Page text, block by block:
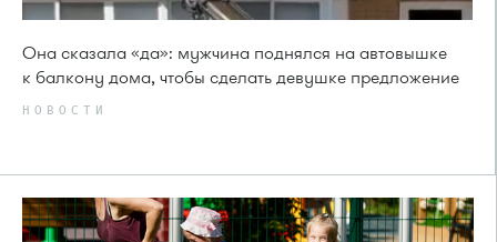
Она сказала «да»: мужчина поднялся на автовышке
к балкону дома, чтобы сделать девушке предложение
НОВОСТИ